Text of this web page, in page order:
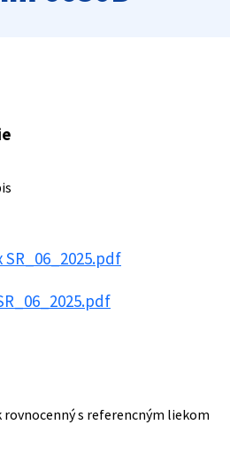
SR_06_2025.pdf
s referencným liekom